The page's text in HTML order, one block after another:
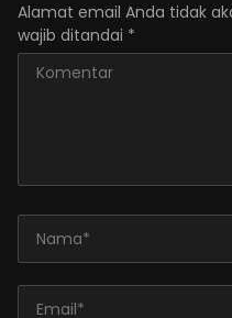
Alamat email Anda tidak
wajib ditandai *